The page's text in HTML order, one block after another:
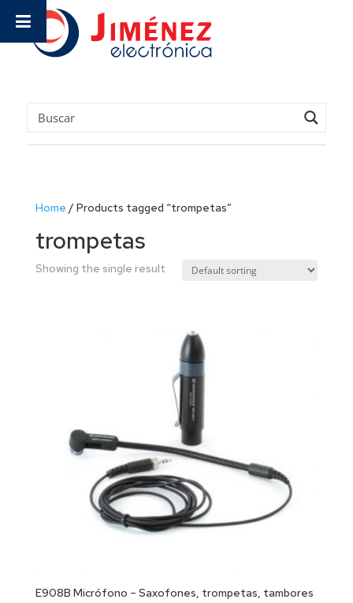
Home / Products tagged “trompetas”
trompetas
Showing the single result
E908B Micrófono – Saxofones, trompetas, tambores